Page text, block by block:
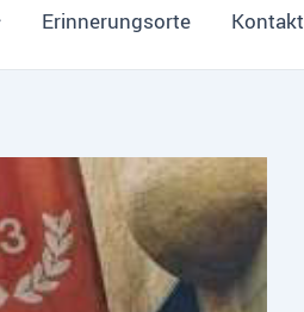
Erinnerungsorte Kontakt